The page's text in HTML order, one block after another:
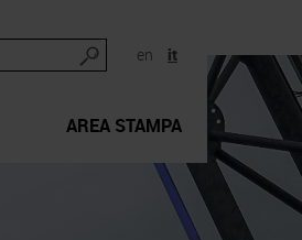
en it
AREA STAMPA